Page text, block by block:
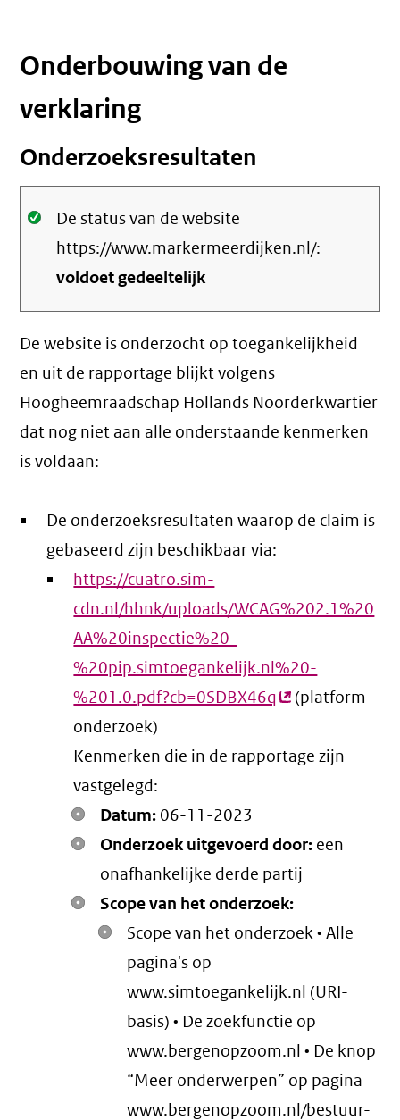
Onderbouwing van de
verklaring
Onderzoeksresultaten
Oké.
De status van de website
https://www.markermeerdijken.nl/:
voldoet gedeeltelijk
De website is onderzocht op toegankelijkheid
en uit de rapportage blijkt volgens
Hoogheemraadschap Hollands Noorderkwartier
dat nog niet aan alle onderstaande kenmerken
is voldaan:
De onderzoeksresultaten waarop de claim is
gebaseerd zijn beschikbaar via:
https://cuatro.sim-
cdn.nl/hhnk/uploads/WCAG%202.1%20
AA%20inspectie%20-
%20pip.simtoegankelijk.nl%20-
%201.0.pdf?cb=0SDBX46q(externe
(platform-
onderzoek)
Kenmerken die in de rapportage zijn
vastgelegd:
Datum: 06-11-2023
Onderzoek uitgevoerd door: een
onafhankelijke derde partij
Scope van het onderzoek:
Scope van het onderzoek • Alle
pagina's op
www.simtoegankelijk.nl (URI-
basis) • De zoekfunctie op
www.bergenopzoom.nl • De knop
“Meer onderwerpen” op pagina
www.bergenopzoom.nl/bestuur-